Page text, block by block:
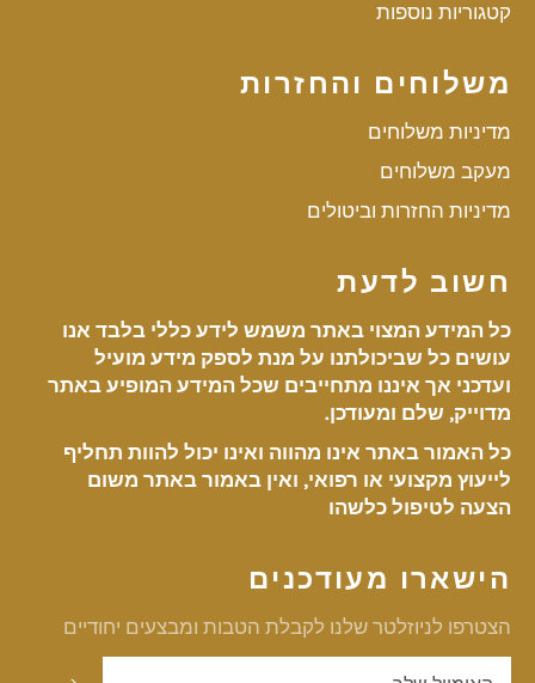
קטגוריות נוספות
משלוחים והחזרות
מדיניות משלוחים
מעקב משלוחים
מדיניות החזרות וביטולים
חשוב לדעת
כל המידע המצוי באתר משמש לידע כללי בלבד אנו
עושים כל שביכולתנו על מנת לספק מידע מועיל
ועדכני אך איננו מתחייבים שכל המידע המופיע באתר
מדוייק, שלם ומעודכן.
כל האמור באתר אינו מהווה ואינו יכול להוות תחליף
לייעוץ מקצועי או רפואי, ואין באמור באתר משום
הצעה לטיפול כלשהו
הישארו מעודכנים
הצטרפו לניוזלטר שלנו לקבלת הטבות ומבצעים יחודיים